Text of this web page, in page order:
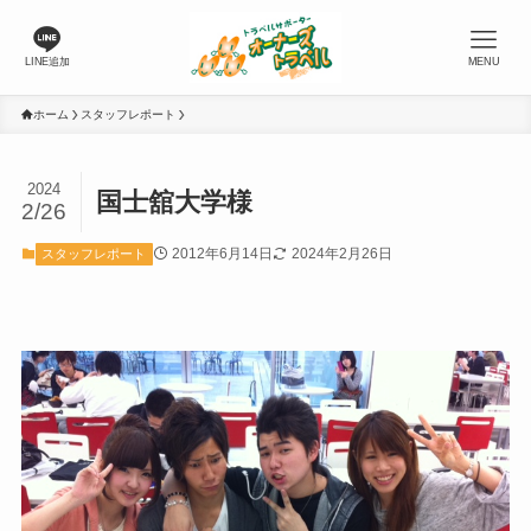
LINE追加 MENU
ホーム スタッフレポート
国士舘大学様
2024
2/26
スタッフレポート 2012年6月14日 2024年2月26日